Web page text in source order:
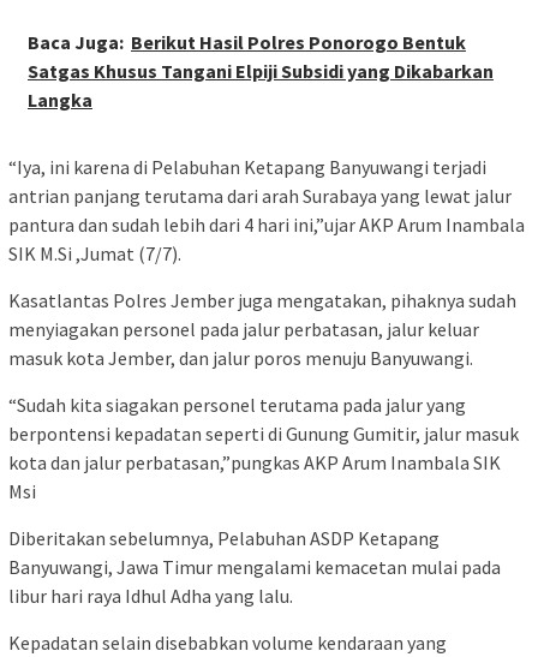
Baca Juga: Berikut Hasil Polres Ponorogo Bentuk
Satgas Khusus Tangani Elpiji Subsidi yang Dikabarkan
Langka
“Iya, ini karena di Pelabuhan Ketapang Banyuwangi terjadi
antrian panjang terutama dari arah Surabaya yang lewat jalur
pantura dan sudah lebih dari 4 hari ini,”ujar AKP Arum Inambala
SIK M.Si ,Jumat (7/7).
Kasatlantas Polres Jember juga mengatakan, pihaknya sudah
menyiagakan personel pada jalur perbatasan, jalur keluar
masuk kota Jember, dan jalur poros menuju Banyuwangi.
“Sudah kita siagakan personel terutama pada jalur yang
berpontensi kepadatan seperti di Gunung Gumitir, jalur masuk
kota dan jalur perbatasan,”pungkas AKP Arum Inambala SIK
Msi
Diberitakan sebelumnya, Pelabuhan ASDP Ketapang
Banyuwangi, Jawa Timur mengalami kemacetan mulai pada
libur hari raya Idhul Adha yang lalu.
Kepadatan selain disebabkan volume kendaraan yang